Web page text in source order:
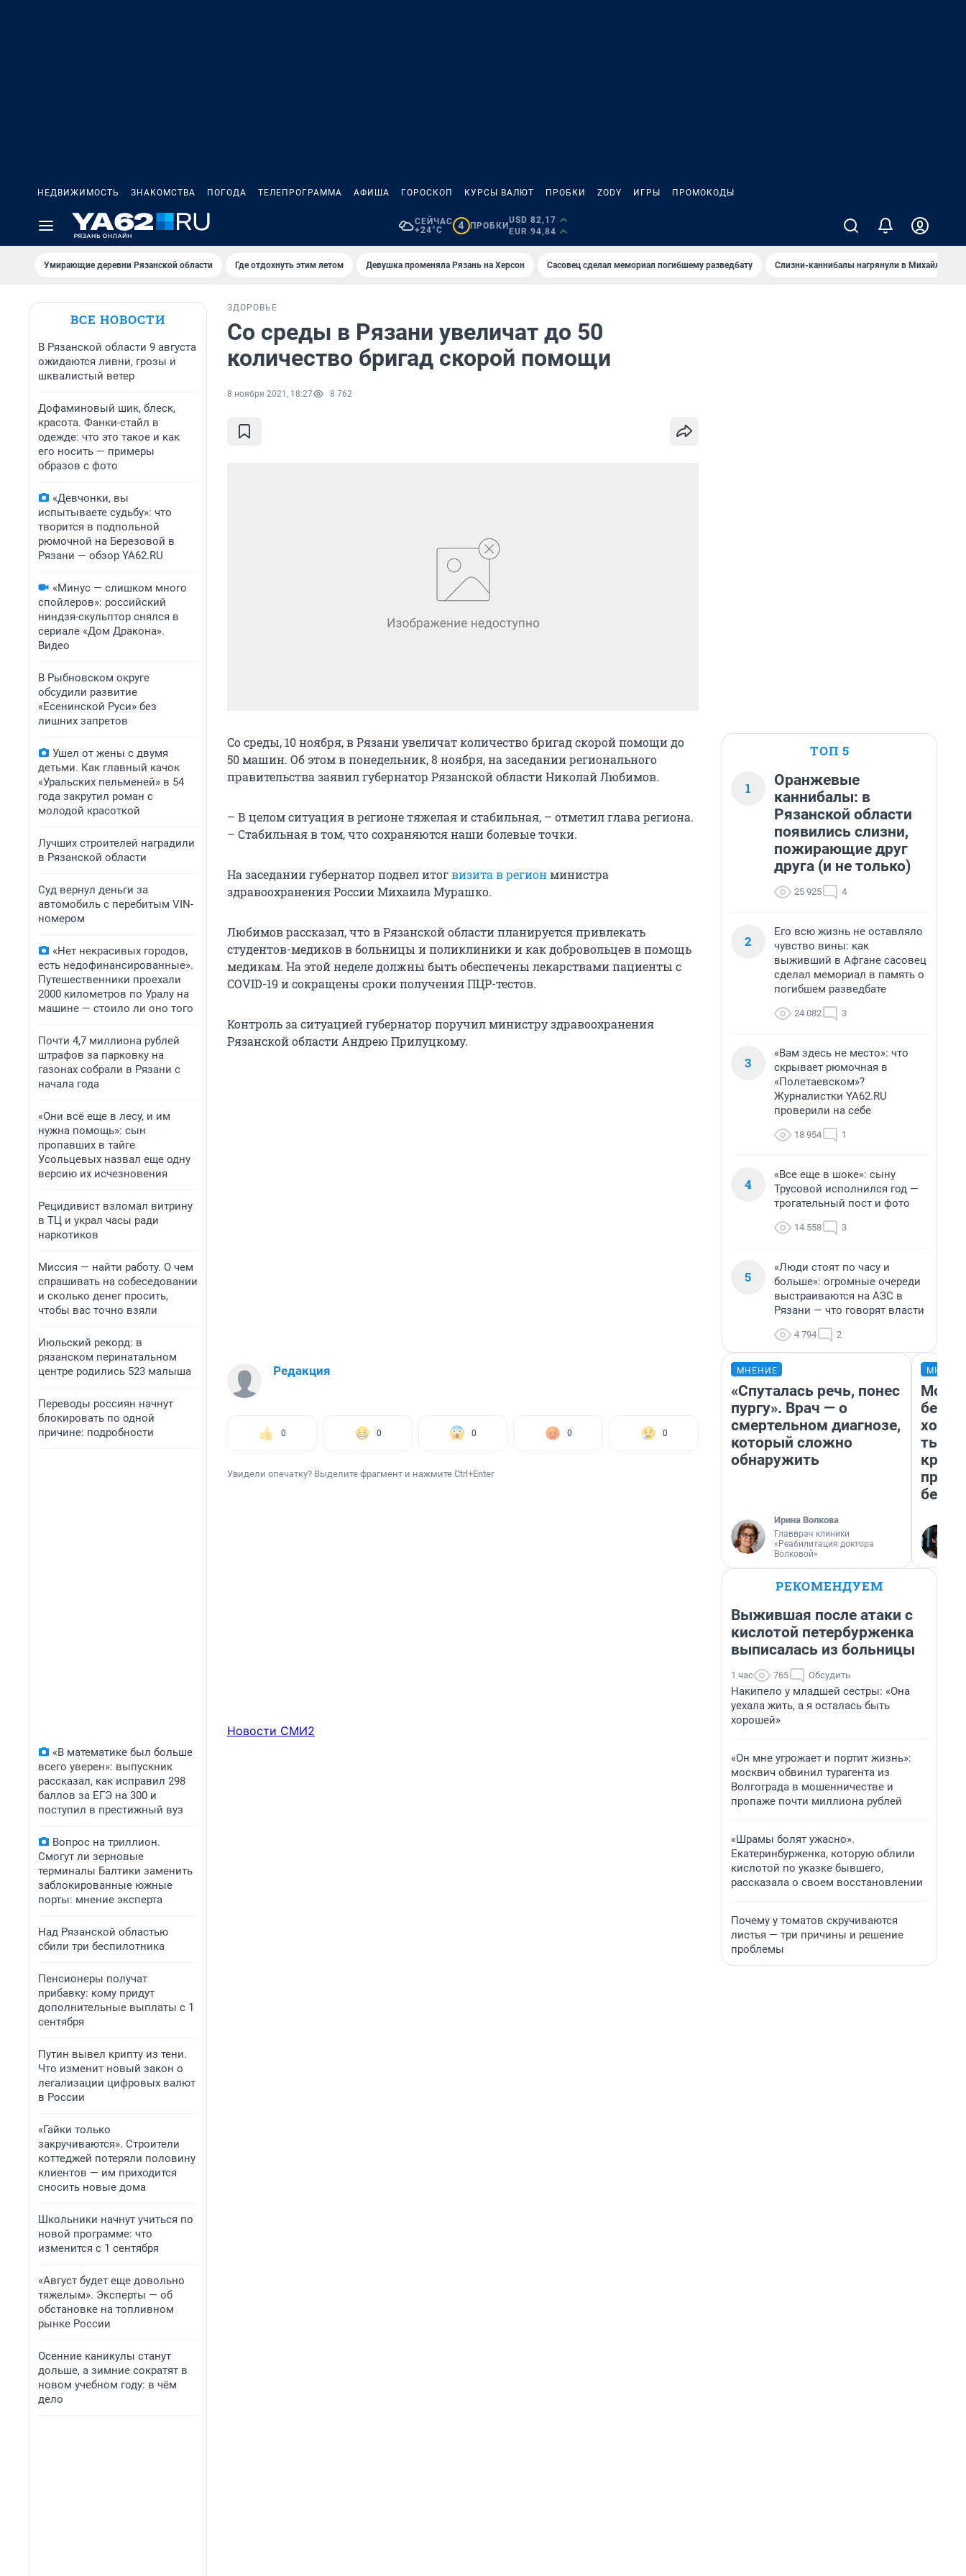
НЕДВИЖИМОСТЬ ЗНАКОМСТВА ПОГОДА ТЕЛЕПРОГРАММА АФИША ГОРОСКОП КУРСЫ ВАЛЮТ ПРОБКИ ZODY ИГРЫ ПРОМОКОДЫ
СЕЙЧАС
+24°C
4 ПРОБКИ
USD 82,17
EUR 94,84
Умирающие деревни Рязанской области Где отдохнуть этим летом Девушка променяла Рязань на Херсон Сасовец сделал мемориал погибшему разведбату Слизни-каннибалы нагрянули в Михайлов
ВСЕ НОВОСТИ
В Рязанской области 9 августа
ожидаются ливни, грозы и
шквалистый ветер
Дофаминовый шик, блеск,
красота. Фанки-стайл в
одежде: что это такое и как
его носить — примеры
образов с фото
«Девчонки, вы
испытываете судьбу»: что
творится в подпольной
рюмочной на Березовой в
Рязани — обзор YA62.RU
«Минус — слишком много
спойлеров»: российский
ниндзя-скульптор снялся в
сериале «Дом Дракона».
Видео
В Рыбновском округе
обсудили развитие
«Есенинской Руси» без
лишних запретов
Ушел от жены с двумя
детьми. Как главный качок
«Уральских пельменей» в 54
года закрутил роман с
молодой красоткой
Лучших строителей наградили
в Рязанской области
Суд вернул деньги за
автомобиль с перебитым VIN-
номером
«Нет некрасивых городов,
есть недофинансированные».
Путешественники проехали
2000 километров по Уралу на
машине — стоило ли оно того
Почти 4,7 миллиона рублей
штрафов за парковку на
газонах собрали в Рязани с
начала года
«Они всё еще в лесу, и им
нужна помощь»: сын
пропавших в тайге
Усольцевых назвал еще одну
версию их исчезновения
Рецидивист взломал витрину
в ТЦ и украл часы ради
наркотиков
Миссия — найти работу. О чем
спрашивать на собеседовании
и сколько денег просить,
чтобы вас точно взяли
Июльский рекорд: в
рязанском перинатальном
центре родились 523 малыша
Переводы россиян начнут
блокировать по одной
причине: подробности
«В математике был больше
всего уверен»: выпускник
рассказал, как исправил 298
баллов за ЕГЭ на 300 и
поступил в престижный вуз
Вопрос на триллион.
Смогут ли зерновые
терминалы Балтики заменить
заблокированные южные
порты: мнение эксперта
Над Рязанской областью
сбили три беспилотника
Пенсионеры получат
прибавку: кому придут
дополнительные выплаты с 1
сентября
Путин вывел крипту из тени.
Что изменит новый закон о
легализации цифровых валют
в России
«Гайки только
закручиваются». Строители
коттеджей потеряли половину
клиентов — им приходится
сносить новые дома
Школьники начнут учиться по
новой программе: что
изменится с 1 сентября
«Август будет еще довольно
тяжелым». Эксперты — об
обстановке на топливном
рынке России
Осенние каникулы станут
дольше, а зимние сократят в
новом учебном году: в чём
дело
ЗДОРОВЬЕ
Со среды в Рязани увеличат до 50
количество бригад скорой помощи
8 ноября 2021, 18:27 8 762
Со среды, 10 ноября, в Рязани увеличат количество бригад скорой помощи до
50 машин. Об этом в понедельник, 8 ноября, на заседании регионального
правительства заявил губернатор Рязанской области Николай Любимов.
– В целом ситуация в регионе тяжелая и стабильная, – отметил глава региона.
– Стабильная в том, что сохраняются наши болевые точки.
На заседании губернатор подвел итогвизита в регионминистра
здравоохранения России Михаила Мурашко.
Любимов рассказал, что в Рязанской области планируется привлекать
студентов-медиков в больницы и поликлиники и как добровольцев в помощь
медикам. На этой неделе должны быть обеспечены лекарствами пациенты с
COVID-19 и сокращены сроки получения ПЦР-тестов.
Контроль за ситуацией губернатор поручил министру здравоохранения
Рязанской области Андрею Прилуцкому.
Редакция
0 0 0 0 0
Увидели опечатку? Выделите фрагмент и нажмите Ctrl+Enter
Новости СМИ2
ТОП 5
1
Оранжевые
каннибалы: в
Рязанской области
появились слизни,
пожирающие друг
друга (и не только)
25 925 4
2
Его всю жизнь не оставляло
чувство вины: как
выживший в Афгане сасовец
сделал мемориал в память о
погибшем разведбате
24 082 3
3
«Вам здесь не место»: что
скрывает рюмочная в
«Полетаевском»?
Журналистки YA62.RU
проверили на себе
18 954 1
4
«Все еще в шоке»: сыну
Трусовой исполнился год —
трогательный пост и фото
14 558 3
5
«Люди стоят по часу и
больше»: огромные очереди
выстраиваются на АЗС в
Рязани — что говорят власти
4 794 2
МНЕНИЕ
«Спуталась речь, понес
пургу». Врач — о
смертельном диагнозе,
который сложно
обнаружить
Ирина Волкова
Главврач клиники
«Реабилитация доктора
Волковой»
Мой
РЕКОМЕНДУЕМ
Выжившая после атаки с
кислотой петербурженка
выписалась из больницы
1 час 765 Обсудить
Накипело у младшей сестры: «Она
уехала жить, а я осталась быть
хорошей»
«Он мне угрожает и портит жизнь»:
москвич обвинил турагента из
Волгограда в мошенничестве и
пропаже почти миллиона рублей
«Шрамы болят ужасно».
Екатеринбурженка, которую облили
кислотой по указке бывшего,
рассказала о своем восстановлении
Почему у томатов скручиваются
листья — три причины и решение
проблемы